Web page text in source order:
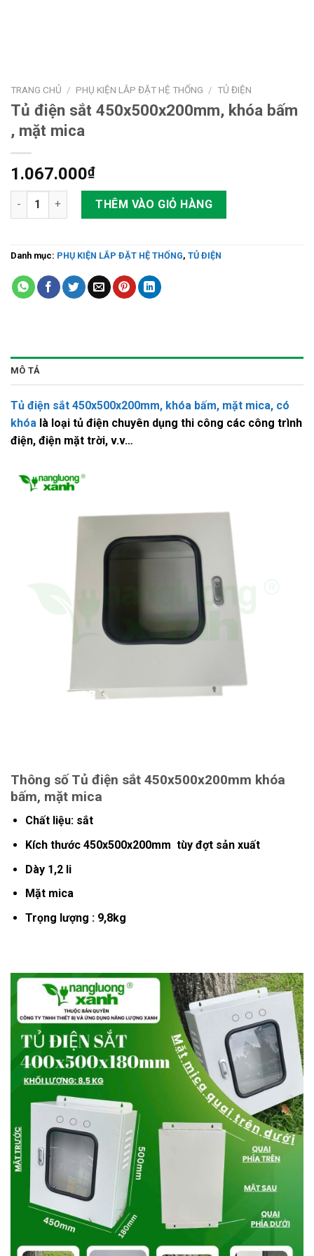
TRANG CHỦ / PHỤ KIỆN LẮP ĐẶT HỆ THỐNG / TỦ ĐIỆN
Tủ điện sắt 450x500x200mm, khóa bấm
, mặt mica
1.067.000₫
Tủ điện sắt 450x500x200mm, khóa bấm , mặt mica số lượng
THÊM VÀO GIỎ HÀNG
Danh mục: PHỤ KIỆN LẮP ĐẶT HỆ THỐNG, TỦ ĐIỆN
MÔ TẢ
Tủ điện sắt 450x500x200mm, khóa bấm, mặt mica, có
khóa là loại tủ điện chuyên dụng thi công các công trình
điện, điện mặt trời, v.v…
Thông số Tủ điện sắt 450x500x200mm khóa
bấm, mặt mica
Chất liệu: sắt
Kích thước 450x500x200mm tùy đợt sản xuất
Dày 1,2 li
Mặt mica
Trọng lượng : 9,8kg